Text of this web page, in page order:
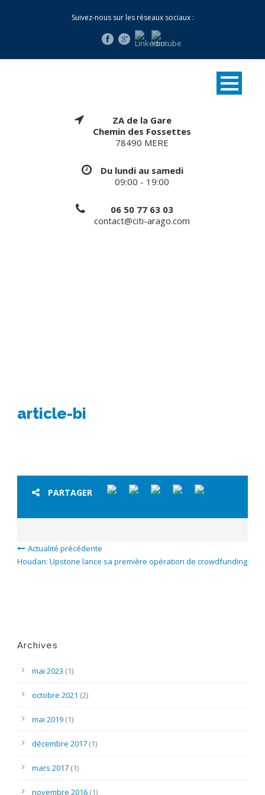
Suivez-nous sur les réseaux sociaux :
ZA de la Gare
Chemin des Fossettes
78490 MERE
Du lundi au samedi
09:00 - 19:00
06 50 77 63 03
contact@citi-arago.com
article-bi
PARTAGER
Actualité précédente
Houdan: Upstone lance sa première opération de crowdfunding
Archives
mai 2023 (1)
octobre 2021 (2)
mai 2019 (1)
décembre 2017 (1)
mars 2017 (1)
novembre 2016 (1)